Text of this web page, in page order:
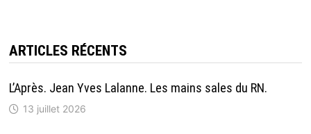
ARTICLES RÉCENTS
L’Après. Jean Yves Lalanne. Les mains sales du RN.
13 juillet 2026